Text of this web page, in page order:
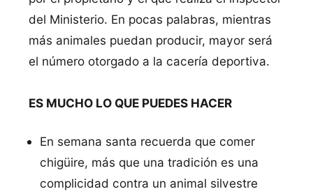
del Ministerio. En pocas palabras, mientras
más animales puedan producir, mayor será
el número otorgado a la cacería deportiva.
ES MUCHO LO QUE PUEDES HACER
En semana santa recuerda que comer
chigüire, más que una tradición es una
complicidad contra un animal silvestre